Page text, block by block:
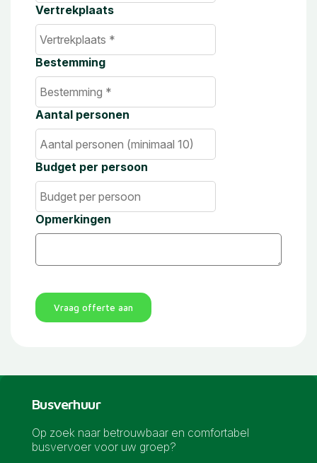
Vertrekplaats
Bestemming
Aantal personen
Budget per persoon
Opmerkingen
Vraag offerte aan
Busverhuur
Op zoek naar betrouwbaar en comfortabel
busvervoer voor uw groep?